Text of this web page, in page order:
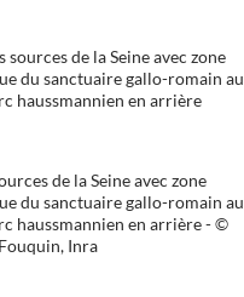
de la Seine avec zone
du sanctuaire gallo-romain au
haussmannien en arrière - ©
Inra